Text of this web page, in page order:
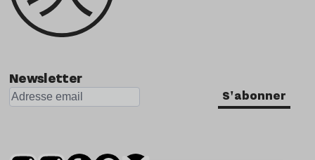
Newsletter
S'abonner